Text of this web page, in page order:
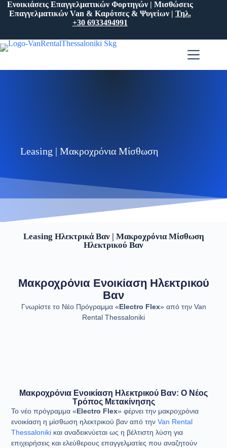
Ενοικιάσεις Επαγγελματικών Φορτηγών | Μισθώσεις
Επαγγελματικών Van & Καρότσες & Ψυγείων | Τηλ.
+30 6933494991
Leasing | Μακροχρόνια Μίσθωση
Leasing Ηλεκτρικά Βαν | Μακροχρόνια Μίσθωση
Ηλεκτρικού Βαν
Μακροχρόνια Ενοικίαση Ηλεκτρικού
Βαν
Γνωρίστε το Νέο Πρόγραμμα «Electro Flex» από την Van
Rental Thessaloniki
Μακροχρόνια Ενοικίαση Ηλεκτρικού Βαν: Ο Νέος
Τρόπος Μετακίνησης
Το νέο πρόγραμμα «Electro Flex» φέρνει την μακροχρόνια
ενοικίαση η μίσθωση ηλεκτρικού βαν από τηνVan Rental
Thessaloniki και αναδεικνύεται ως η βέλτιστη λύση για
επιχειρήσεις και ελεύθερους επαγγελματίες που αναζητούν